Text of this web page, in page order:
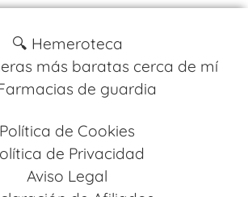
🔍 Hemeroteca
más baratas cerca de mí
de guardia
Política de Cookies
de Privacidad
Aviso Legal